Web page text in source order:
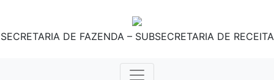
SECRETARIA DE FAZENDA – SUBSECRETARIA DE RECEITA